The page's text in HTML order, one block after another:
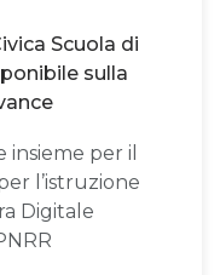
Scuola di
sulla
insieme per il
l’istruzione
Digitale